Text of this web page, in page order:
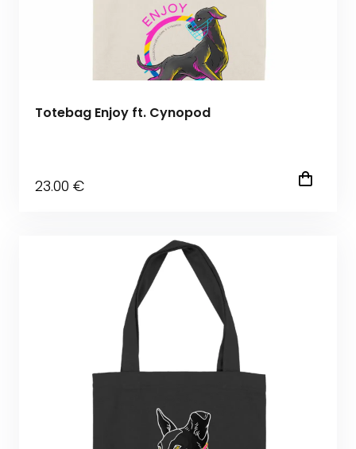
Totebag Enjoy ft. Cynopod
23.00 €